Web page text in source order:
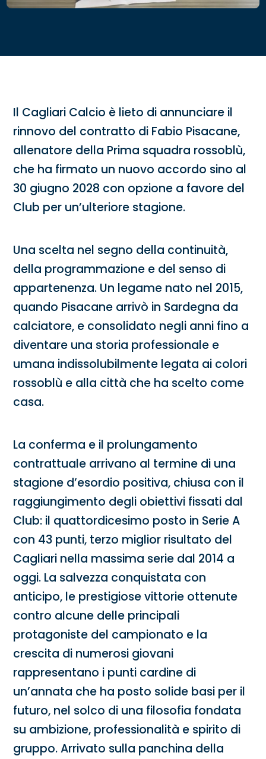
Il Cagliari Calcio è lieto di annunciare il
rinnovo del contratto di Fabio Pisacane,
allenatore della Prima squadra rossoblù,
che ha firmato un nuovo accordo sino al
30 giugno 2028 con opzione a favore del
Club per un’ulteriore stagione.
Una scelta nel segno della continuità,
della programmazione e del senso di
appartenenza. Un legame nato nel 2015,
quando Pisacane arrivò in Sardegna da
calciatore, e consolidato negli anni fino a
diventare una storia professionale e
umana indissolubilmente legata ai colori
rossoblù e alla città che ha scelto come
casa.
La conferma e il prolungamento
contrattuale arrivano al termine di una
stagione d’esordio positiva, chiusa con il
raggiungimento degli obiettivi fissati dal
Club: il quattordicesimo posto in Serie A
con 43 punti, terzo miglior risultato del
Cagliari nella massima serie dal 2014 a
oggi. La salvezza conquistata con
anticipo, le prestigiose vittorie ottenute
contro alcune delle principali
protagoniste del campionato e la
crescita di numerosi giovani
rappresentano i punti cardine di
un’annata che ha posto solide basi per il
futuro, nel solco di una filosofia fondata
su ambizione, professionalità e spirito di
gruppo. Arrivato sulla panchina della